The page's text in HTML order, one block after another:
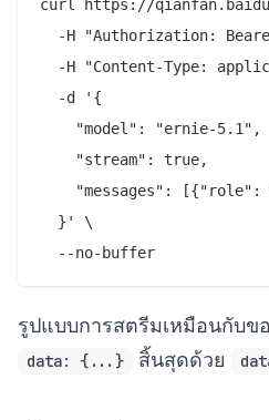
curl https://
-H "Authorization:
-H "Content-Type:
  -d '{
    "model": "ernie-5.1",
    "stream": true,
"messages":
  }' \
รูปแบบการสตรีมเหมือนกับข
data: {...} สิ้นสุดด้วย